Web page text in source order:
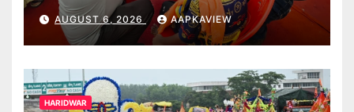
AUGUST 6, 2026 AAPKAVIEW
HARIDWAR